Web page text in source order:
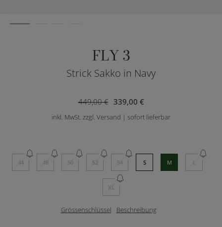
FLY 3
Strick Sakko in Navy
339,00 €
449,00 €
inkl. MwSt. zzgl. Versand | sofort lieferbar
44 48 50 52 54 S M L
XL
Grössenschlüssel Beschreibung